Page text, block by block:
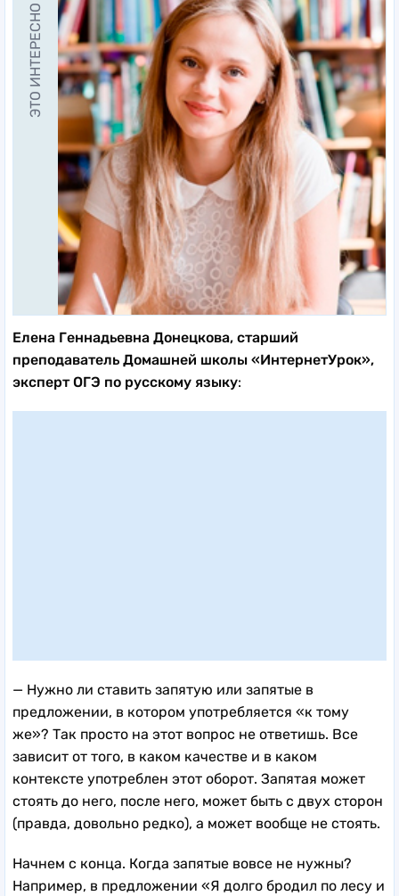
ЭТО ИНТЕРЕСНО
Елена Геннадьевна Донецкова, старший
преподаватель Домашней школы «ИнтернетУрок»,
эксперт ОГЭ по русскому языку:
— Нужно ли ставить запятую или запятые в
предложении, в котором употребляется «к тому
же»? Так просто на этот вопрос не ответишь. Все
зависит от того, в каком качестве и в каком
контексте употреблен этот оборот. Запятая может
стоять до него, после него, может быть с двух сторон
(правда, довольно редко), а может вообще не стоять.
Начнем с конца. Когда запятые вовсе не нужны?
Например, в предложении «Я долго бродил по лесу и